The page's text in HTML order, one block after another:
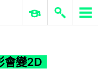
會變2D
ERP 與商業 AI
會變2D